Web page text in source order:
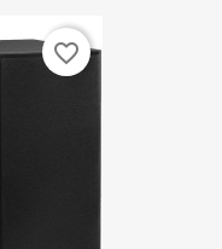
favorite_border